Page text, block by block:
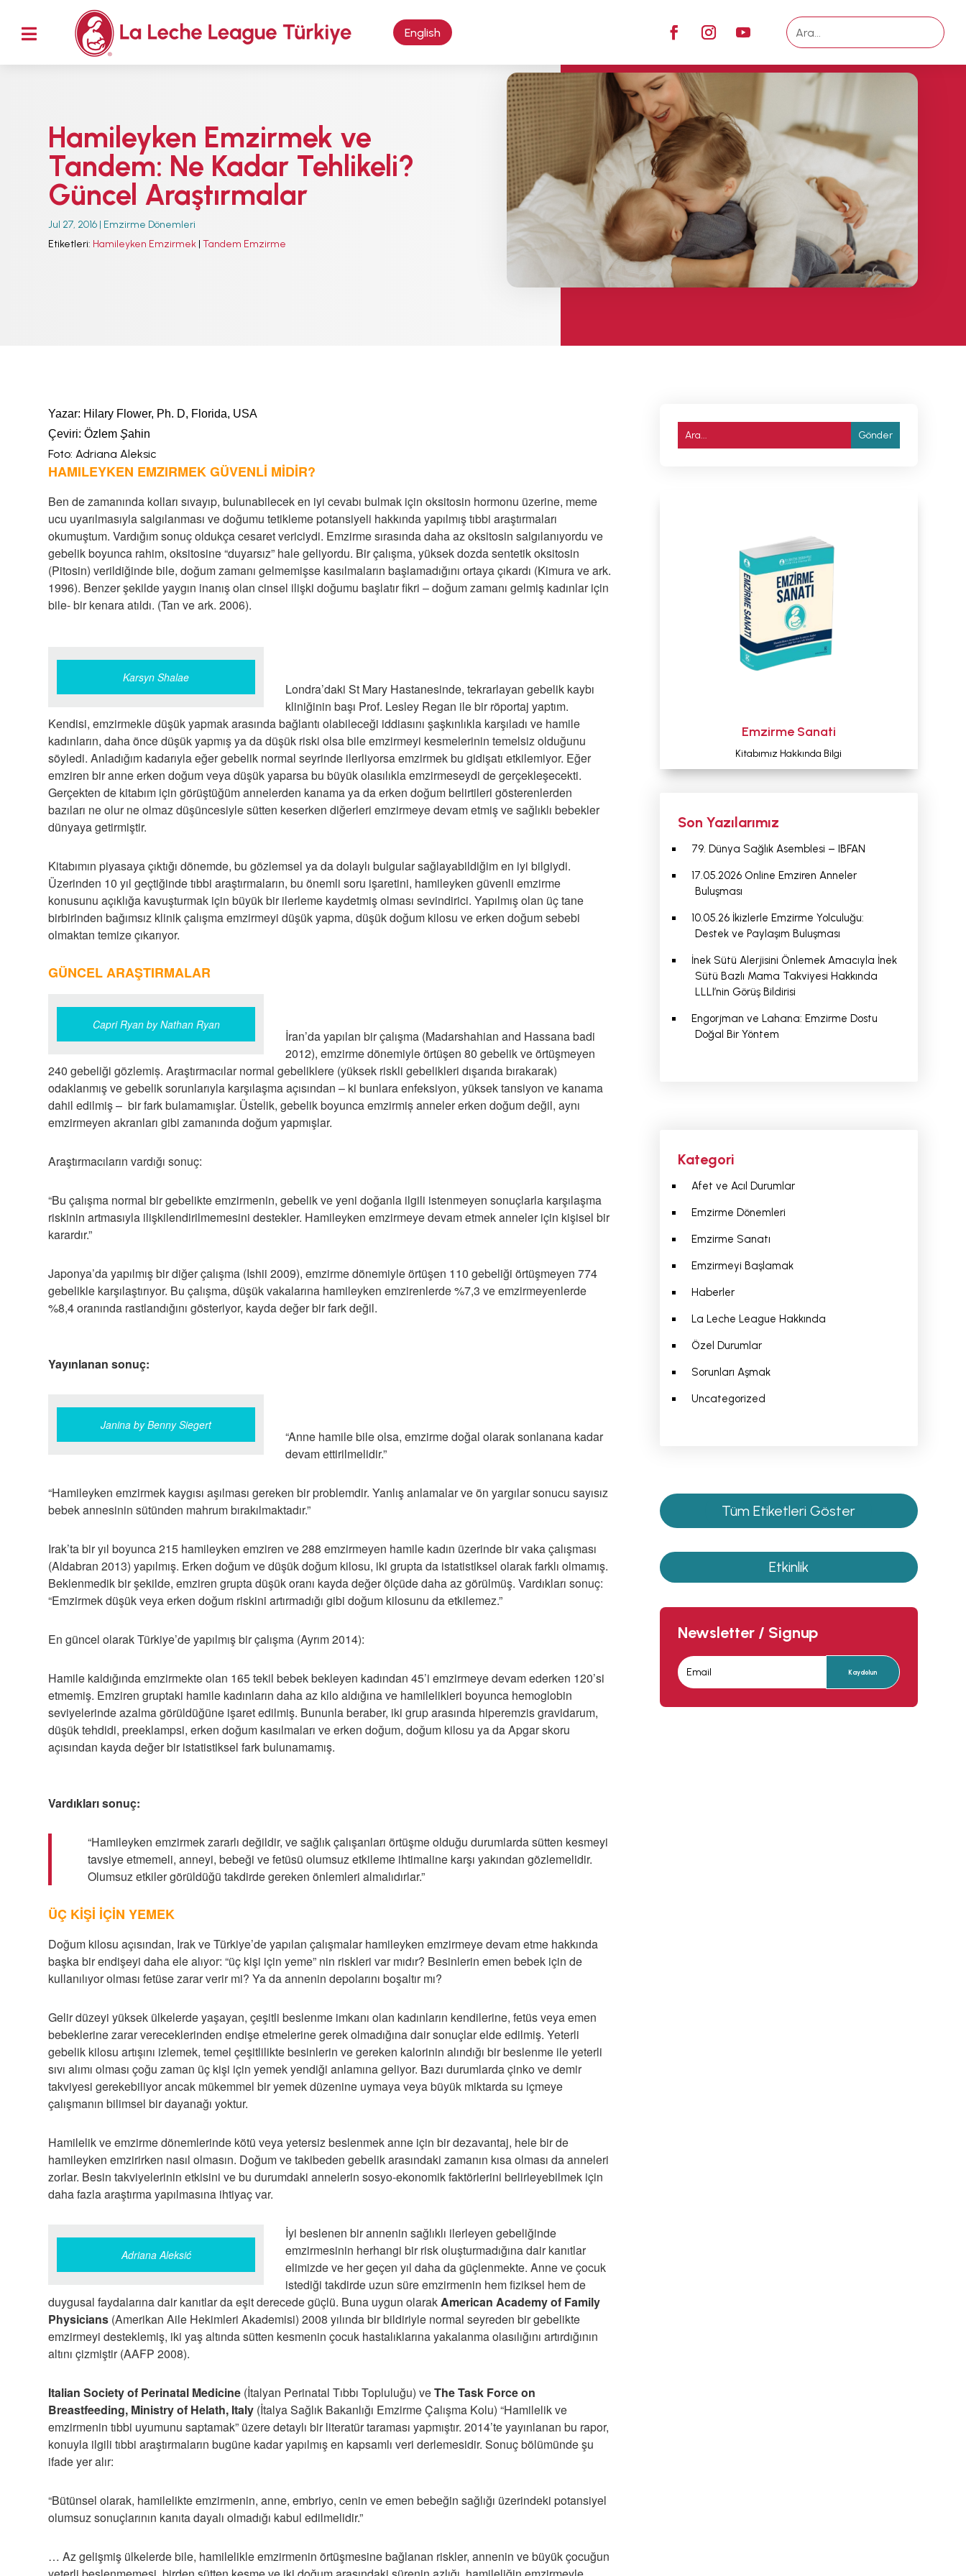
 English
ANA SAYFA
EMZİRME
SORUNLARI
AŞMAK
EMZİRME
DÖNEMLERİ
ÖZEL
DURUMLAR
SANATI
LLL TÜRKİYE
HAKKINDA
Hamileyken Emzirmek ve
Tandem: Ne Kadar Tehlikeli?
Güncel Araştırmalar
Jul 27, 2016 | Emzirme Dönemleri
Etiketleri: Hamileyken Emzirmek |Tandem Emzirme
Yazar: Hilary Flower, Ph. D, Florida, USA
Çeviri: ÖzlemŞahin
Foto: Adriana Aleksic
HAMILEYKEN EMZIRMEK GÜVENLİ MİDİR?
Ben de zamanında kolları sıvayıp, bulunabilecek en iyi cevabı bulmak için oksitosin hormonu üzerine, meme
ucu uyarılmasıyla salgılanması ve doğumu tetikleme potansiyeli hakkında yapılmış tıbbi araştırmaları
okumuştum. Vardığım sonuç oldukça cesaret vericiydi. Emzirme sırasında daha az oksitosin salgılanıyordu ve
gebelik boyunca rahim, oksitosine “duyarsız” hale geliyordu. Bir çalışma, yüksek dozda sentetik oksitosin
(Pitosin) verildiğinde bile, doğum zamanı gelmemişse kasılmaların başlamadığını ortaya çıkardı (Kimura ve ark.
1996). Benzer şekilde yaygın inanış olan cinsel ilişki doğumu başlatır fikri – doğum zamanı gelmiş kadınlar için
bile- bir kenara atıldı. (Tan ve ark. 2006).
Karsyn Shalae
Londra’daki St Mary Hastanesinde, tekrarlayan gebelik kaybı
kliniğinin başı Prof. Lesley Regan ile bir röportaj yaptım.
Kendisi, emzirmekle düşük yapmak arasında bağlantı olabileceği iddiasını şaşkınlıkla karşıladı ve hamile
kadınların, daha önce düşük yapmış ya da düşük riski olsa bile emzirmeyi kesmelerinin temelsiz olduğunu
söyledi. Anladığım kadarıyla eğer gebelik normal seyrinde ilerliyorsa emzirmek bu gidişatı etkilemiyor. Eğer
emziren bir anne erken doğum veya düşük yaparsa bu büyük olasılıkla emzirmeseydi de gerçekleşecekti.
Gerçekten de kitabım için görüştüğüm annelerden kanama ya da erken doğum belirtileri gösterenlerden
bazıları ne olur ne olmaz düşüncesiyle sütten keserken diğerleri emzirmeye devam etmiş ve sağlıklı bebekler
dünyaya getirmiştir.
Kitabımın piyasaya çıktığı dönemde, bu gözlemsel ya da dolaylı bulgular sağlayabildiğim en iyi bilgiydi.
Üzerinden 10 yıl geçtiğinde tıbbi araştırmaların, bu önemli soru işaretini, hamileyken güvenli emzirme
konusunu açıklığa kavuşturmak için büyük bir ilerleme kaydetmiş olması sevindirici. Yapılmış olan üç tane
birbirinden bağımsız klinik çalışma emzirmeyi düşük yapma, düşük doğum kilosu ve erken doğum sebebi
olmaktan temize çıkarıyor.
GÜNCEL ARAŞTIRMALAR
Capri Ryan by Nathan Ryan
İran’da yapılan bir çalışma (Madarshahian and Hassana badi
2012), emzirme dönemiyle örtüşen 80 gebelik ve örtüşmeyen
240 gebeliği gözlemiș. Araştırmacılar normal gebeliklere (yüksek riskli gebelikleri dışarıda bırakarak)
odaklanmış ve gebelik sorunlarıyla karşılaşma açısından – ki bunlara enfeksiyon, yüksek tansiyon ve kanama
dahil edilmiş – bir fark bulamamışlar. Üstelik, gebelik boyunca emzirmiș anneler erken doğum değil, aynı
emzirmeyen akranları gibi zamanında doğum yapmışlar.
Araştırmacıların vardığı sonuç:
“Bu çalışma normal bir gebelikte emzirmenin, gebelik ve yeni doğanla ilgili istenmeyen sonuçlarla karşılaşma
riskinin artmasıyla ilişkilendirilmemesini destekler. Hamileyken emzirmeye devam etmek anneler için kişisel bir
karardır.”
Japonya’da yapılmış bir diğer çalışma (Ishii 2009), emzirme dönemiyle örtüşen 110 gebeliği örtüşmeyen 774
gebelikle karşılaştırıyor. Bu çalışma, düşük vakalarına hamileyken emzirenlerde %7,3 ve emzirmeyenlerde
%8,4 oranında rastlandığını gösteriyor, kayda değer bir fark değil.
Yayınlanan sonuç:
Janina by Benny Siegert
“Anne hamile bile olsa, emzirme doğal olarak sonlanana kadar
devam ettirilmelidir.”
“Hamileyken emzirmek kaygısı aşılması gereken bir problemdir. Yanlış anlamalar ve ön yargılar sonucu sayısız
bebek annesinin sütünden mahrum bırakılmaktadır.”
Irak’ta bir yıl boyunca 215 hamileyken emziren ve 288 emzirmeyen hamile kadın üzerinde bir vaka çalışması
(Aldabran 2013) yapılmış. Erken doğum ve düşük doğum kilosu, iki grupta da istatistiksel olarak farklı olmamış.
Beklenmedik bir şekilde, emziren grupta düşük oranı kayda değer ölçüde daha az görülmüş. Vardıkları sonuç:
“Emzirmek düşük veya erken doğum riskini artırmadığı gibi doğum kilosunu da etkilemez.”
En güncel olarak Türkiye’de yapılmış bir çalışma (Ayrım 2014):
Hamile kaldığında emzirmekte olan 165 tekil bebek bekleyen kadından 45’i emzirmeye devam ederken 120’si
etmemiş. Emziren gruptaki hamile kadınların daha az kilo aldığına ve hamilelikleri boyunca hemoglobin
seviyelerinde azalma görüldüğüne işaret edilmiş. Bununla beraber, iki grup arasında hiperemzis gravidarum,
düşük tehdidi, preeklampsi, erken doğum kasılmaları ve erken doğum, doğum kilosu ya da Apgar skoru
açısından kayda değer bir istatistiksel fark bulunamamış.
Vardıkları sonuç:
“Hamileyken emzirmek zararlı değildir, ve sağlık çalışanları örtüşme olduğu durumlarda sütten kesmeyi
tavsiye etmemeli, anneyi, bebeği ve fetüsü olumsuz etkileme ihtimaline karşı yakından gözlemelidir.
Olumsuz etkiler görüldüğü takdirde gereken önlemleri almalıdırlar.”
ÜÇ KİŞİ İÇİN YEMEK
Doğum kilosu açısından, Irak ve Türkiye’de yapılan çalışmalar hamileyken emzirmeye devam etme hakkında
başka bir endişeyi daha ele alıyor: “üç kişi için yeme” nin riskleri var mıdır? Besinlerin emen bebek için de
kullanılıyor olması fetüse zarar verir mi? Ya da annenin depolarını boşaltır mı?
Gelir düzeyi yüksek ülkelerde yaşayan, çeşitli beslenme imkanı olan kadınların kendilerine, fetüs veya emen
bebeklerine zarar vereceklerinden endişe etmelerine gerek olmadığına dair sonuçlar elde edilmiş. Yeterli
gebelik kilosu artışını izlemek, temel çeşitlilikte besinlerin ve gereken kalorinin alındığı bir beslenme ile yeterli
sıvı alımı olması çoğu zaman üç kişi için yemek yendiği anlamına geliyor. Bazı durumlarda çinko ve demir
takviyesi gerekebiliyor ancak mükemmel bir yemek düzenine uymaya veya büyük miktarda su içmeye
çalışmanın bilimsel bir dayanağı yoktur.
Hamilelik ve emzirme dönemlerinde kötü veya yetersiz beslenmek anne için bir dezavantaj, hele bir de
hamileyken emzirirken nasıl olmasın. Doğum ve takibeden gebelik arasındaki zamanın kısa olması da anneleri
zorlar. Besin takviyelerinin etkisini ve bu durumdaki annelerin sosyo-ekonomik faktörlerini belirleyebilmek için
daha fazla araştırma yapılmasına ihtiyaç var.
Adriana Aleksić
İyi beslenen bir annenin sağlıklı ilerleyen gebeliğinde
emzirmesinin herhangi bir risk oluşturmadığına dair kanıtlar
elimizde ve her geçen yıl daha da güçlenmekte. Anne ve çocuk
istediği takdirde uzun süre emzirmenin hem fiziksel hem de
duygusal faydalarına dair kanıtlar da eşit derecede güçlü. Buna uygun olarakAmerican Academy of Family
Physicians (Amerikan Aile Hekimleri Akademisi) 2008 yılında bir bildiriyle normal seyreden bir gebelikte
emzirmeyi desteklemiş, iki yaş altında sütten kesmenin çocuk hastalıklarına yakalanma olasılığını artırdığının
altını çizmiştir (AAFP 2008).
Italian Society of Perinatal Medicine (İtalyan Perinatal Tıbbı Topluluğu) veThe Task Force on
Breastfeeding, Ministry of Helath, Italy (İtalya Sağlık Bakanlığı Emzirme Çalışma Kolu) “Hamilelik ve
emzirmenin tıbbi uyumunu saptamak” üzere detaylı bir literatür taraması yapmıştır. 2014’te yayınlanan bu rapor,
konuyla ilgili tıbbi araştırmaların bugüne kadar yapılmış en kapsamlı veri derlemesidir. Sonuç bölümünde şu
ifade yer alır:
“Bütünsel olarak, hamilelikte emzirmenin, anne, embriyo, cenin ve emen bebeğin sağlığı üzerindeki potansiyel
olumsuz sonuçlarının kanıta dayalı olmadığı kabul edilmelidir.”
… Az gelişmiş ülkelerde bile, hamilelikle emzirmenin örtüşmesine bağlanan riskler, annenin ve büyük çocuğun
Emzirme Sanati
Kitabımız Hakkında Bilgi
Son Yazılarımız
79. Dünya Sağlık Asemblesi – IBFAN
17.05.2026 Online Emziren Anneler
Buluşması
10.05.26 İkizlerle Emzirme Yolculuğu:
Destek ve Paylaşım Buluşması
İnek Sütü Alerjisini Önlemek Amacıyla İnek
Sütü Bazlı Mama Takviyesi Hakkında
LLLI’nin Görüş Bildirisi
Engorjman ve Lahana: Emzirme Dostu
Doğal Bir Yöntem
Kategori
Afet ve Acıl Durumlar
Emzirme Dönemleri
Emzirme Sanatı
Emzirmeyi Başlamak
Haberler
La Leche League Hakkında
Özel Durumlar
Sorunları Aşmak
Uncategorized
Tüm Etiketleri Göster
Etkinlik
Newsletter / Signup
Kaydolun